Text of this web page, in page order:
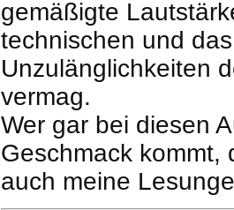
gemäßigte
technischen und
Unzulänglichkeiten
vermag.
Wer gar bei diesen
Geschmack kommt,
auch meine